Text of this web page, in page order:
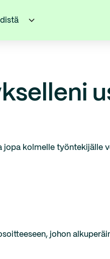
jopa kolmelle työntekijälle
johon